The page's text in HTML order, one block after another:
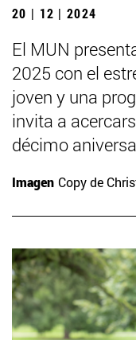
20 | 12 | 2024
El MUN
2025 con el
joven y una
invita a
décimo
Imagen Copy de